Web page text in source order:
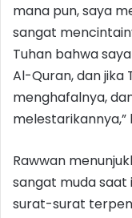
mana pun, saya
sangat
Tuhan bahwa
Al-Quran, dan jika
menghafalnya,
melestarikannya,”
Rawwan
sangat muda saat
surat-surat